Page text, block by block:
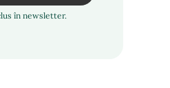
în newsletter.